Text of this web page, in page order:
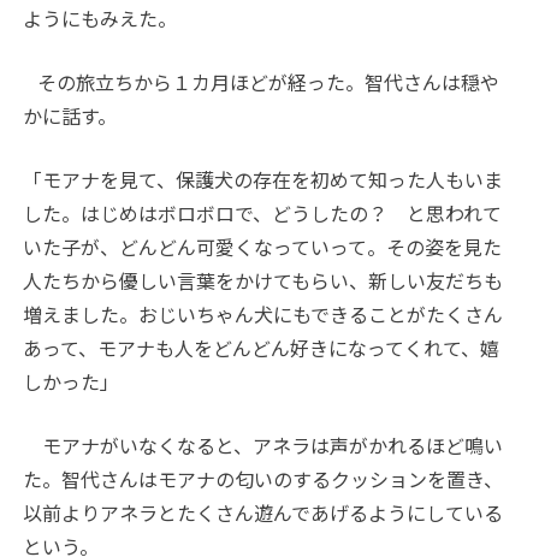
ようにもみえた。
その旅立ちから１カ月ほどが経った。智代さんは穏や
かに話す。
「モアナを見て、保護犬の存在を初めて知った人もいま
した。はじめはボロボロで、どうしたの？ と思われて
いた子が、どんどん可愛くなっていって。その姿を見た
人たちから優しい言葉をかけてもらい、新しい友だちも
増えました。おじいちゃん犬にもできることがたくさん
あって、モアナも人をどんどん好きになってくれて、嬉
しかった」
モアナがいなくなると、アネラは声がかれるほど鳴い
た。智代さんはモアナの匂いのするクッションを置き、
以前よりアネラとたくさん遊んであげるようにしている
という。